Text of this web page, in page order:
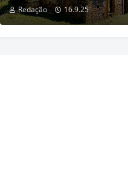
Redação 16.9.25